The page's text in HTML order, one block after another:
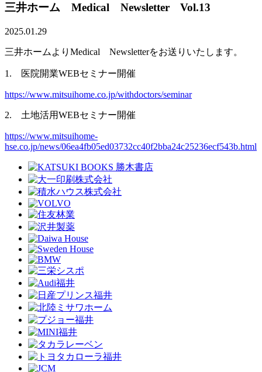
三井ホーム Medical Newsletter Vol.13
2025.01.29
三井ホームよりMedical Newsletterをお送りいたします。
1. 医院開業WEBセミナー開催
https://www.mitsuihome.co.jp/withdoctors/seminar
2. 土地活用WEBセミナー開催
https://www.mitsuihome-
hse.co.jp/news/06ea4fb05ed03732cc40f2bba24c25236ecf543b.html